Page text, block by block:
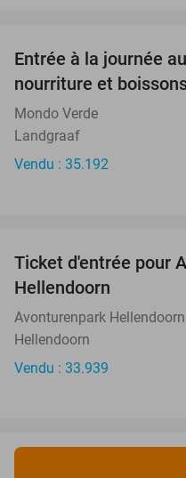
Entrée à la journée
nourriture et
Mondo Verde
Landgraaf
Vendu : 35.192
Ticket d'entrée pour
Hellendoorn
Avonturenpark Hellendoorn
Hellendoorn
Vendu : 33.939